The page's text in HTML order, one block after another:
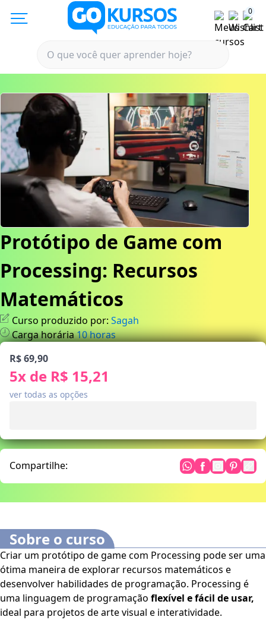
0
Protótipo de Game com
Processing: Recursos
Matemáticos
Curso produzido por: Sagah
Carga horária10horas
R$ 69,90
5x de R$ 15,21
ver todas as opções
Compartilhe:
Sobre o curso
Criar um protótipo de game com Processing pode ser uma
ótima maneira de explorar recursos matemáticos e
desenvolver habilidades de programação. Processing é
uma linguagem de programação flexível e fácil de usar,
ideal para projetos de arte visual e interatividade.